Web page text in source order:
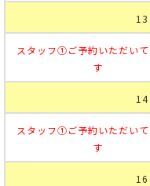
スタッフ①ご予約いただい
す
スタッフ①ご予約いただい
す